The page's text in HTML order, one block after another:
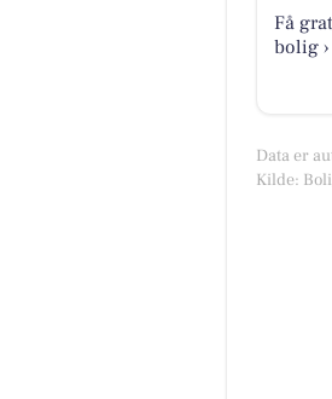
Få
bolig ›
Data er
Kilde: